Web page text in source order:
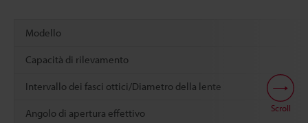
Modello
Capacità di rilevamento
Intervallo dei fasci ottici/Diametro della lente
Angolo di apertura effettivo Scroll